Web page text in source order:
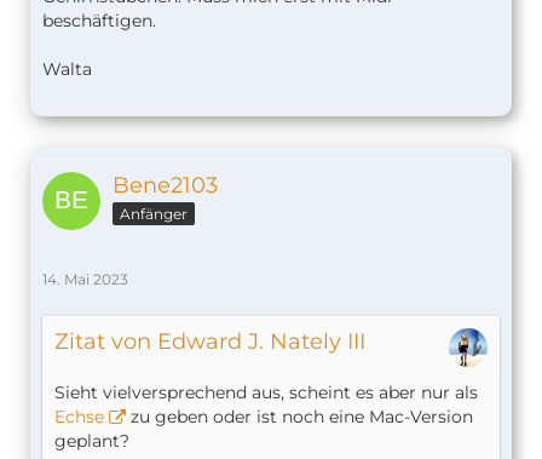
beschäftigen.
Walta
Bene2103
Anfänger
14. Mai 2023
Zitat von Edward J. Nately III
Sieht vielversprechend aus, scheint es aber nur als
Echse
zu geben oder ist noch eine Mac-Version
geplant?